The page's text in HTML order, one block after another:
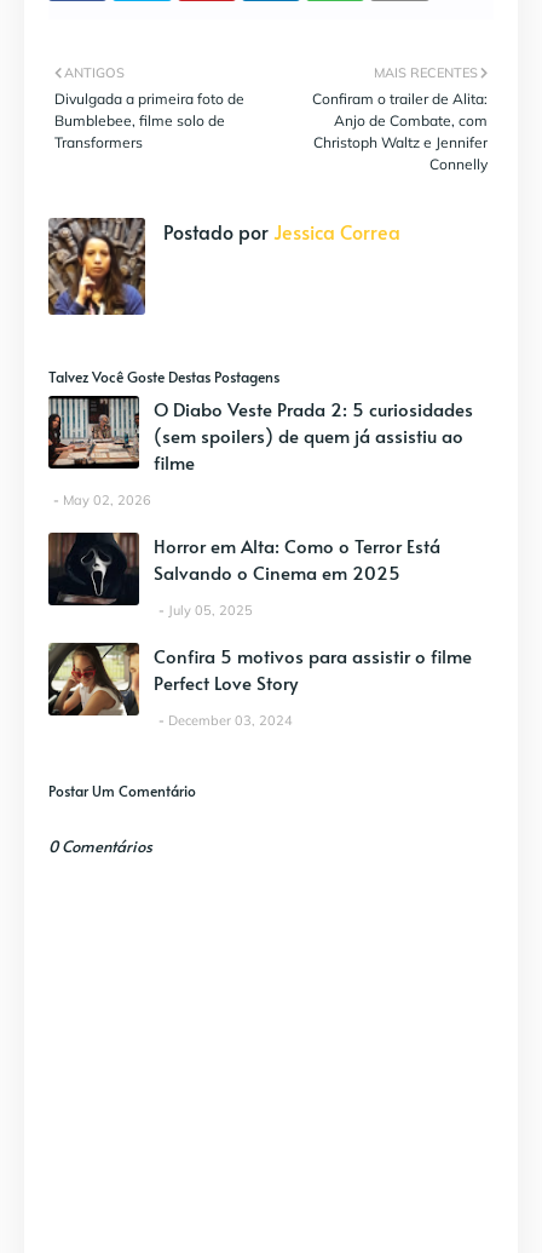
MAIS RECENTES
Confiram o trailer de Alita:
Anjo de Combate, com
Christoph Waltz e Jennifer
Connelly
ANTIGOS
Divulgada a primeira foto de
Bumblebee, filme solo de
Transformers
Postado porJessica Correa
Talvez Você Goste Destas Postagens
O Diabo Veste Prada 2: 5 curiosidades
(sem spoilers) de quem já assistiu ao
filme
May 02, 2026
Horror em Alta: Como o Terror Está
Salvando o Cinema em 2025
July 05, 2025
Confira 5 motivos para assistir o filme
Perfect Love Story
December 03, 2024
Postar Um Comentário
0 Comentários